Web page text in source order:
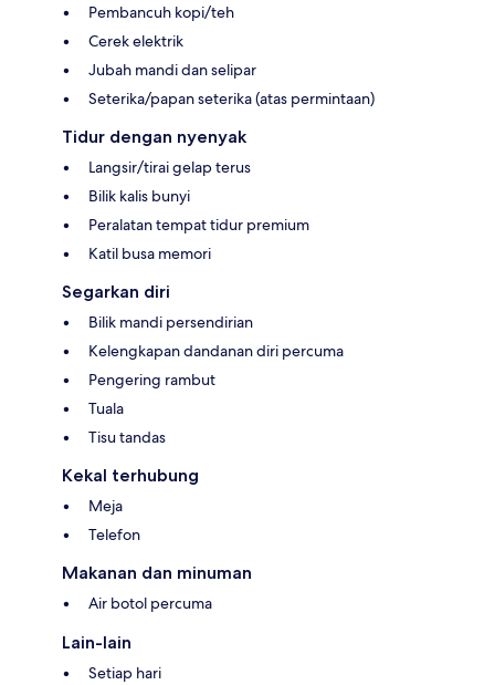
Pembancuh kopi/teh
Cerek elektrik
Jubah mandi dan selipar
Seterika/papan seterika (atas permintaan)
Tidur dengan nyenyak
Langsir/tirai gelap terus
Bilik kalis bunyi
Peralatan tempat tidur premium
Katil busa memori
Segarkan diri
Bilik mandi persendirian
Kelengkapan dandanan diri percuma
Pengering rambut
Tuala
Tisu tandas
Kekal terhubung
Meja
Telefon
Makanan dan minuman
Air botol percuma
Lain-lain
Setiap hari